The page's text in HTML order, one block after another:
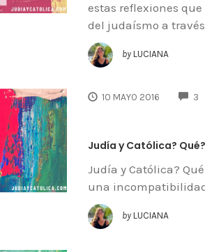
estas reflexiones
del judaísmo a
by LUCIANA
10 MAYO 2016 3
Judía y Católica?
Judía y Católica?
una
by LUCIANA